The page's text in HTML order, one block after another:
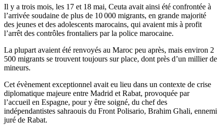
Il y a trois mois, les 17 et 18 mai, Ceuta avait ainsi été confrontée à
l’arrivée soudaine de plus de 10 000 migrants, en grande majorité
des jeunes et des adolescents marocains, qui avaient mis à profit
l’arrêt des contrôles frontaliers par la police marocaine.
La plupart avaient été renvoyés au Maroc peu après, mais environ 2
500 migrants se trouvent toujours sur place, dont près d’un millier de
mineurs.
Cet évènement exceptionnel avait eu lieu dans un contexte de crise
diplomatique majeure entre Madrid et Rabat, provoquée par
l’accueil en Espagne, pour y être soigné, du chef des
indépendantistes sahraouis du Front Polisario, Brahim Ghali, ennemi
juré de Rabat.